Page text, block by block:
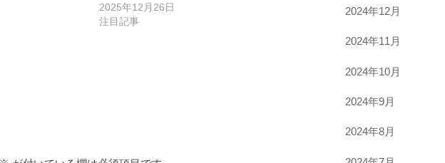
2025年12月26日
注目記事
2024年12月
2024年11月
2024年10月
2024年9月
2024年8月